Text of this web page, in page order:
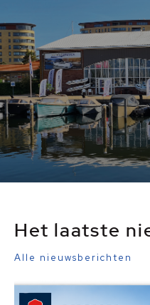
Het laatste
Alle nieuwsberichten